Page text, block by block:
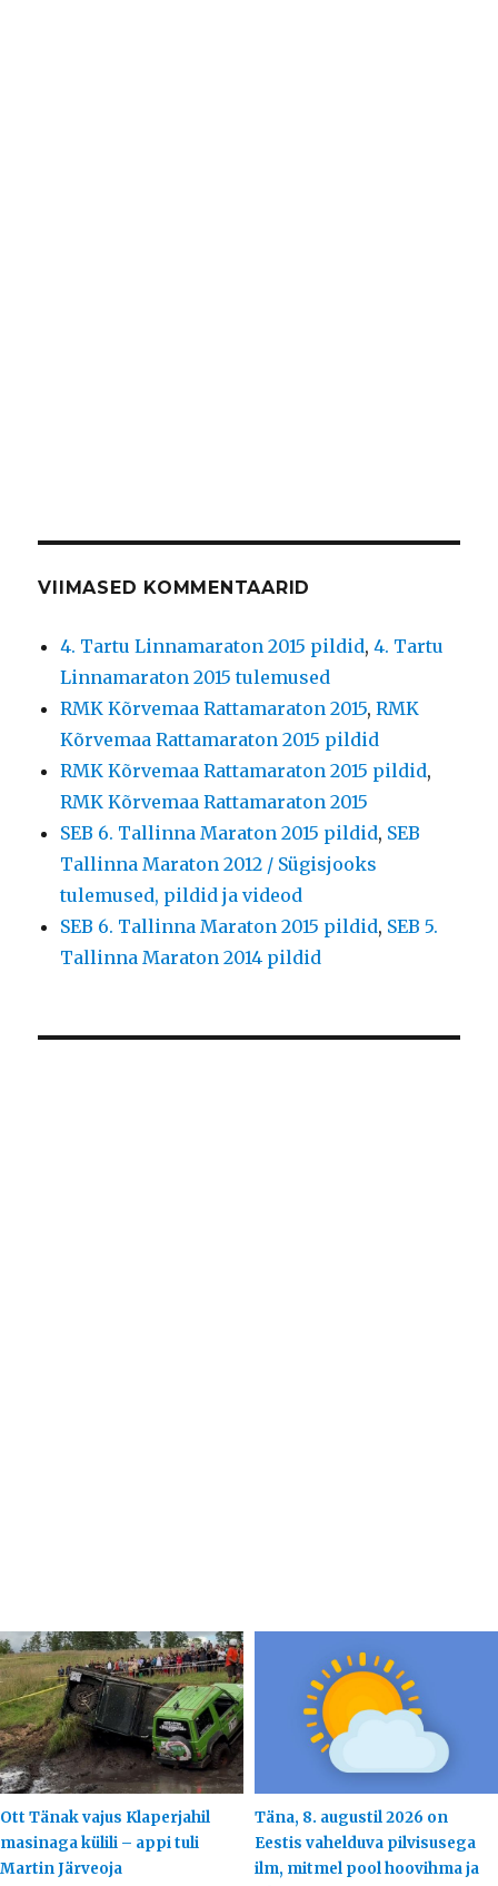
VIIMASED KOMMENTAARID
4. Tartu Linnamaraton 2015 pildid,4. Tartu
Linnamaraton 2015 tulemused
RMK Kõrvemaa Rattamaraton 2015,RMK
Kõrvemaa Rattamaraton 2015 pildid
RMK Kõrvemaa Rattamaraton 2015 pildid,
RMK Kõrvemaa Rattamaraton 2015
SEB 6. Tallinna Maraton 2015 pildid, SEB
Tallinna Maraton 2012 / Sügisjooks
tulemused, pildid ja videod
SEB 6. Tallinna Maraton 2015 pildid, SEB 5.
Tallinna Maraton 2014 pildid
Ott Tänak vajus Klaperjahil
masinaga külili – appi tuli
Martin Järveoja
Täna, 8. augustil 2026 on
Eestis vahelduva pilvisusega
ilm, mitmel pool hoovihma ja